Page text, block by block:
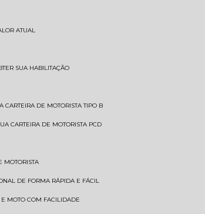
ATUAL
SUA HABILITAÇÃO
CARTEIRA DE MOTORISTA TIPO B
CARTEIRA DE MOTORISTA PCD
MOTORISTA
DE FORMA RÁPIDA E FÁCIL
E MOTO COM FACILIDADE